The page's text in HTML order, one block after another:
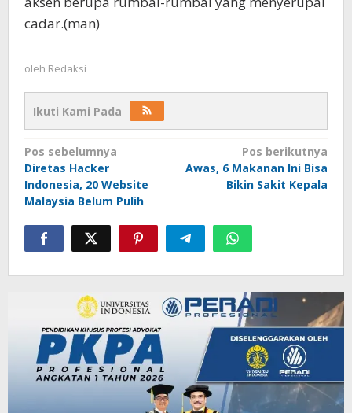
cadar.(man)
oleh Redaksi
Ikuti Kami Pada
Navigasi
pos
Pos sebelumnya
Diretas Hacker
Indonesia, 20 Website
Malaysia Belum Pulih
Pos berikutnya
Awas, 6 Makanan Ini Bisa
Bikin Sakit Kepala